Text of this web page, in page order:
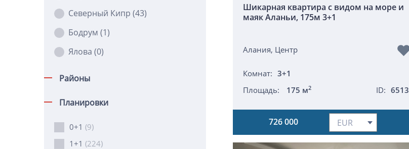
Северный Кипр (43)
Бодрум (1)
Ялова (0)
Районы
Планировки
0+1 (9)
1+1 (224)
Шикарная квартира с видом на море и
маяк Аланьи, 175м 3+1
Алания, Центр
Комнат: 3+1
Площадь:
175 м2 ID: 6513
726 000